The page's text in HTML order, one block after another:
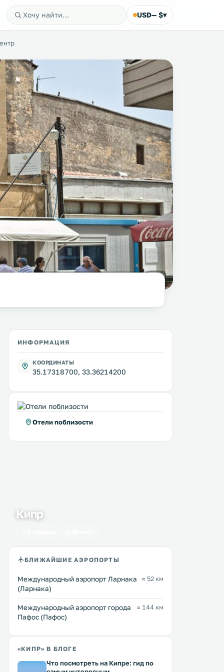
USD— $▾
ИНФОРМАЦИЯ
КООРДИНАТЫ
35.17318700, 33.36214200
Отели поблизости
Кипр
БЛИЖАЙШИЕ АЭРОПОРТЫ
Международный аэропорт Ларнака
(Ларнака)
≈ 52 км
Международный аэропорт города
Пафос (Пафос)
≈ 144 км
«КИПР» В БЛОГЕ
Что посмотреть на Кипре: гид по